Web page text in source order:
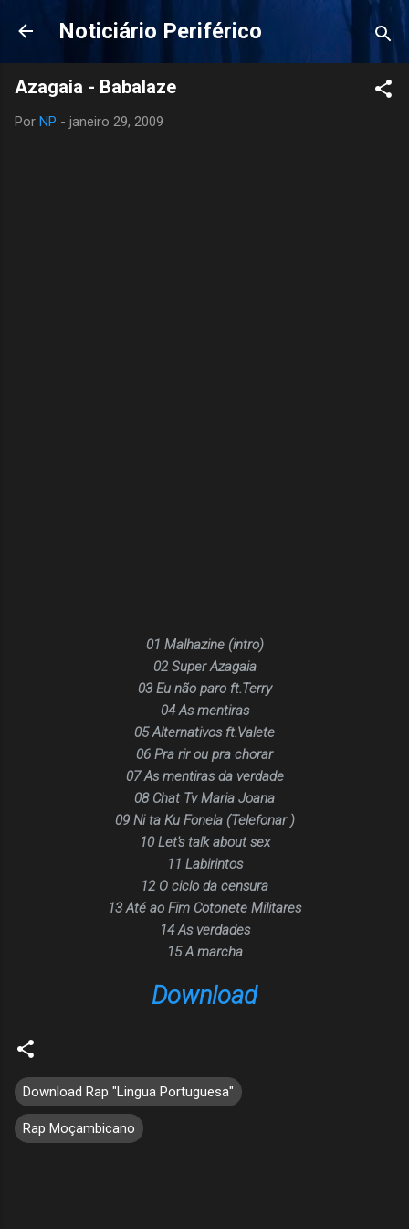
Pular para o conteúdo principal
Noticiário Periférico
Azagaia - Babalaze
Por NP - janeiro 29, 2009
01 Malhazine (intro)
02 Super Azagaia
03 Eu não paro ft.Terry
04 As mentiras
05 Alternativos ft.Valete
06 Pra rir ou pra chorar
07 As mentiras da verdade
08 Chat Tv Maria Joana
09 Ni ta Ku Fonela (Telefonar )
10 Let's talk about sex
11 Labirintos
12 O ciclo da censura
13 Até ao Fim Cotonete Militares
14 As verdades
15 A marcha
Download
Download Rap "Lingua Portuguesa"
Rap Moçambicano